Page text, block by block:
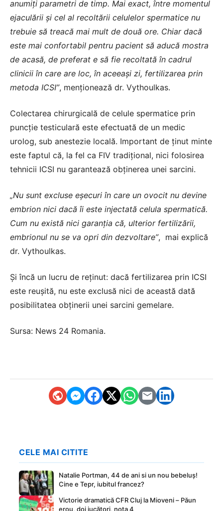
anumiţi parametri de timp. Mai exact, între momentul
ejaculării şi cel al recoltării celulelor spermatice nu
trebuie să treacă mai mult de două ore. Chiar dacă
este mai confortabil pentru pacient să aducă mostra
de acasă, de preferat e să fie recoltată în cadrul
clinicii în care are loc, în aceeaşi zi, fertilizarea prin
metoda ICSI”, menționează dr. Vythoulkas.
Colectarea chirurgicală de celule spermatice prin
puncție testiculară este efectuată de un medic
urolog, sub anestezie locală. Important de ținut minte
este faptul că, la fel ca FIV tradițional, nici folosirea
tehnicii ICSI nu garantează obținerea unei sarcini.
„Nu sunt excluse eşecuri în care un ovocit nu devine
embrion nici dacă îi este injectată celula spermatică.
Cum nu există nici garanţia că, ulterior fertilizării,
embrionul nu se va opri din dezvoltare”, mai explică
dr. Vythoulkas.
Și încă un lucru de reținut: dacă fertilizarea prin ICSI
este reușită, nu este exclusă nici de această dată
posibilitatea obținerii unei sarcini gemelare.
Sursa: News 24 Romania.
CELE MAI CITITE
Natalie Portman, 44 de ani si un nou bebeluș!
Cine e Tepr, iubitul francez?
Victorie dramatică CFR Cluj la Mioveni – Păun
erou, doi jucători, nota 4